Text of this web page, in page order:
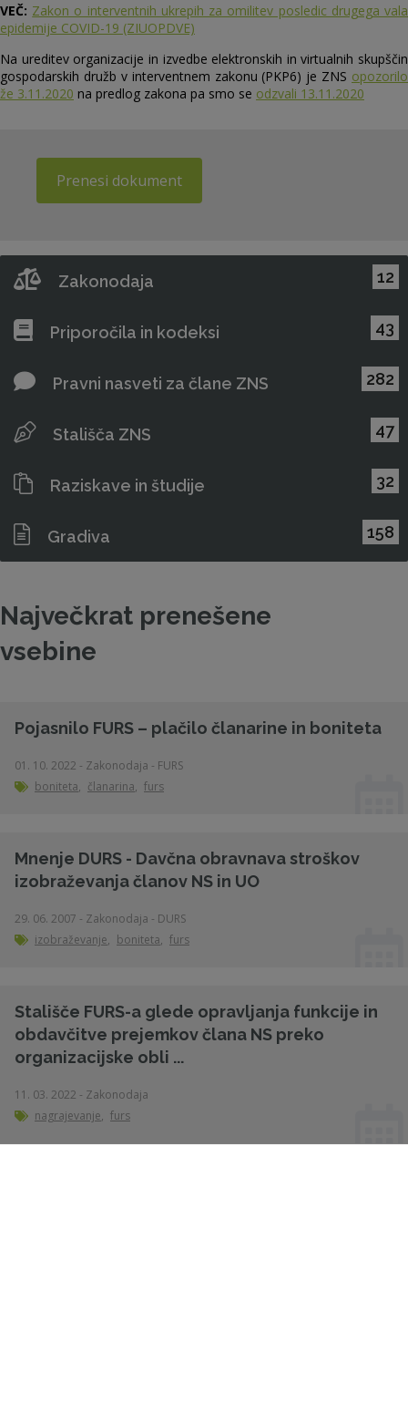
VEČ: Zakon o interventnih ukrepih za omilitev posledic drugega vala
epidemije COVID-19 (ZIUOPDVE)
Na ureditev organizacije in izvedbe elektronskih in virtualnih skupščin
gospodarskih družb v interventnem zakonu (PKP6) je ZNS opozorilo
že 3.11.2020 na predlog zakona pa smo se odzvali 13.11.2020
Prenesi dokument
Zakonodaja 12
Priporočila in kodeksi 43
Pravni nasveti za člane ZNS 282
Stališča ZNS 47
Raziskave in študije 32
Gradiva 158
Največkrat prenešene
vsebine
Pojasnilo FURS – plačilo članarine in boniteta
01. 10. 2022 - Zakonodaja - FURS
boniteta, članarina, furs
Mnenje DURS - Davčna obravnava stroškov
izobraževanja članov NS in UO
29. 06. 2007 - Zakonodaja - DURS
izobraževanje, boniteta, furs
Stališče FURS-a glede opravljanja funkcije in
obdavčitve prejemkov člana NS preko
organizacijske obli ...
11. 03. 2022 - Zakonodaja
nagrajevanje, furs